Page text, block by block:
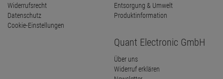
Widerrufsrecht
Datenschutz
Cookie-Einstellungen
Entsorgung & Umwelt
Produktinformation
Quant Electronic GmbH
Über uns
Widerruf erklären